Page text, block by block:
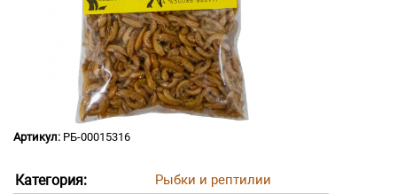
Артикул: РБ-00015316
Категория: Рыбки и рептилии